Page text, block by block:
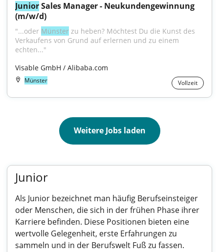
Junior Sales Manager - Neukundengewinnung
(m/w/d)
"...oder Münster zu heben? Möchtest Du die Kunst des
Verkaufens von Grund auf erlernen und zu einem
echten..."
Visable GmbH / Alibaba.com
Münster Vollzeit
Weitere Jobs laden
Junior
Als Junior bezeichnet man häufig Berufseinsteiger
oder Menschen, die sich in der frühen Phase ihrer
Karriere befinden. Diese Positionen bieten eine
wertvolle Gelegenheit, erste Erfahrungen zu
sammeln und in der Berufswelt Fuß zu fassen.